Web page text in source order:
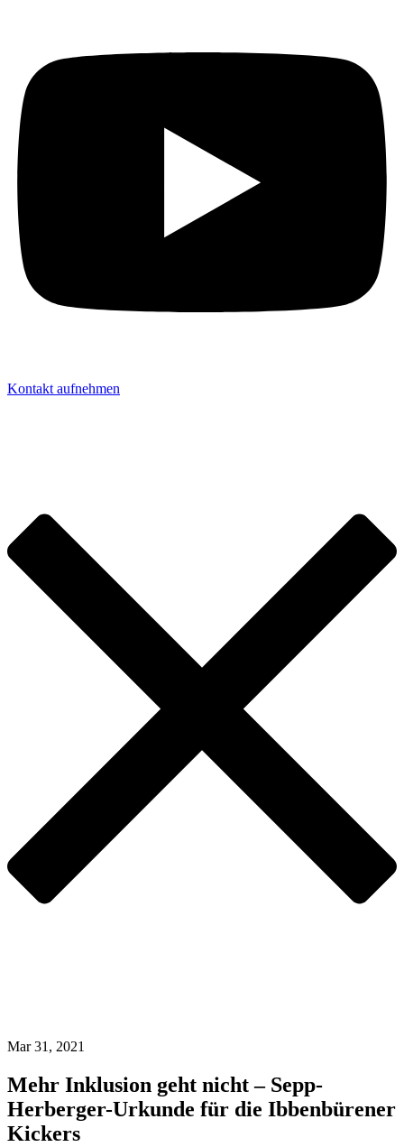
Kontakt aufnehmen
Mar 31, 2021
Mehr Inklusion geht nicht – Sepp-
Herberger-Urkunde für die Ibbenbürener
Kickers